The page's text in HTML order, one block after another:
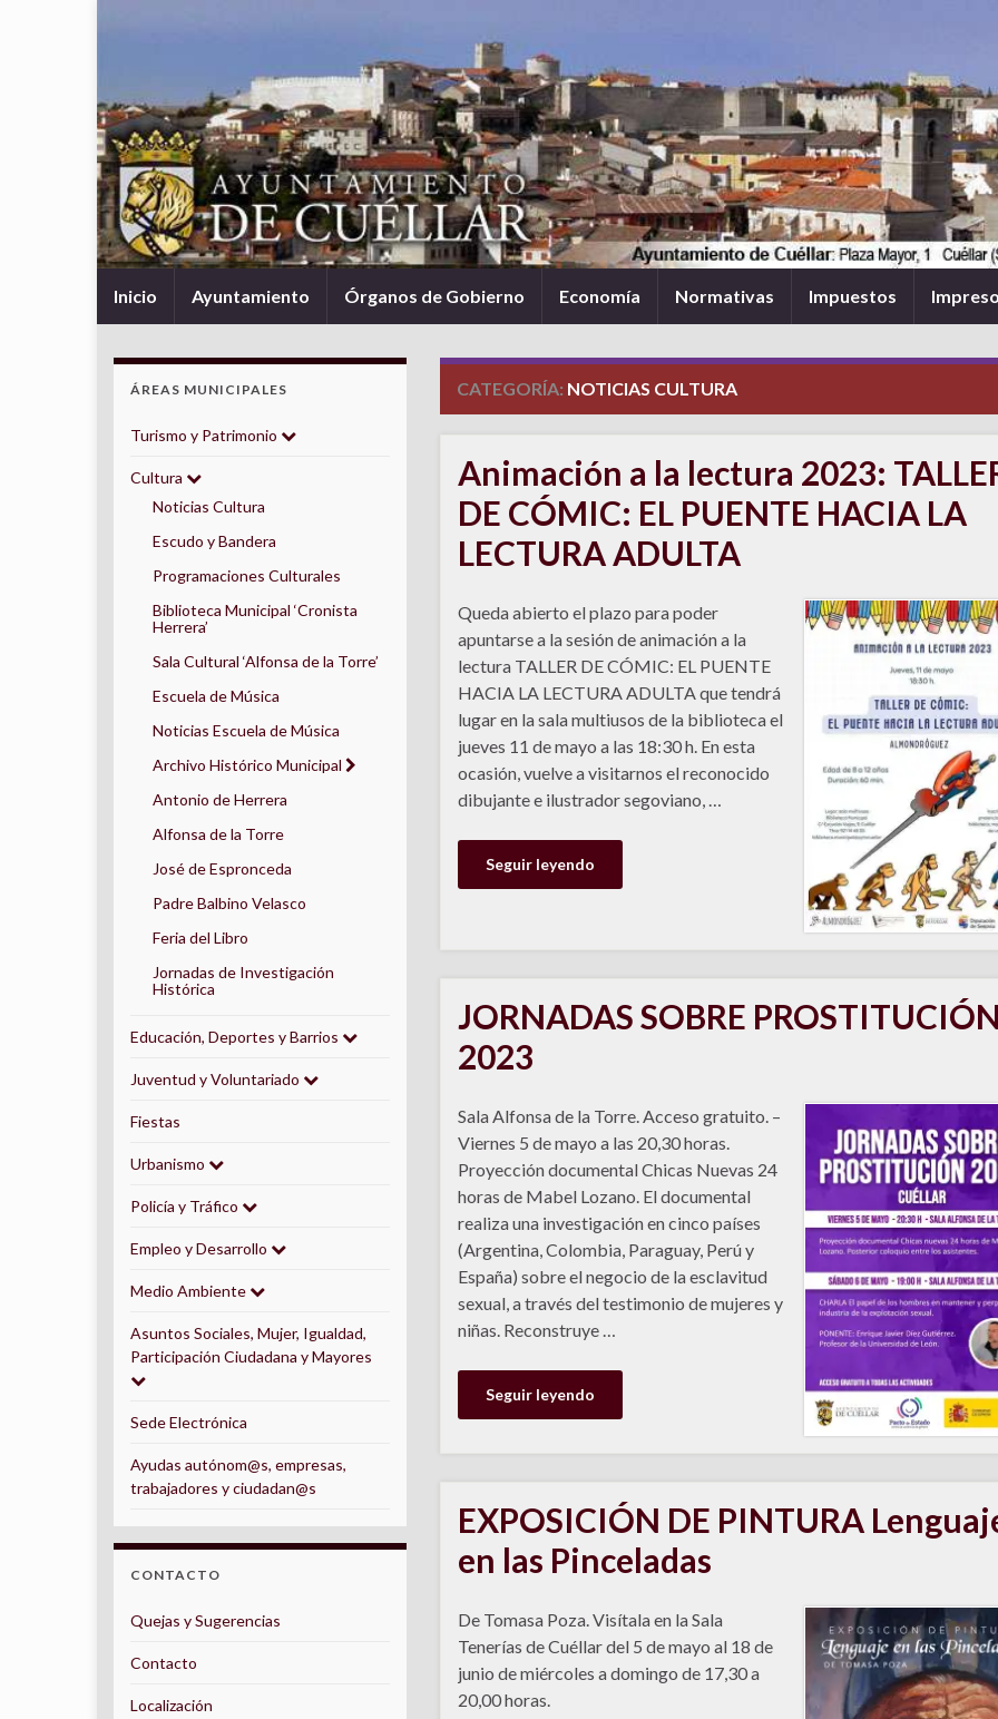
Inicio Ayuntamiento Órganos de Gobierno Economía Normativas Impuestos
CATEGORÍA: NOTICIAS CULTURA
Animación a la lectura 2023:
DE CÓMIC: EL PUENTE HACIA LA
LECTURA ADULTA
Queda abierto el plazo para poder
apuntarse a la sesión de animación a la
lectura TALLER DE CÓMIC: EL PUENTE
HACIA LA LECTURA ADULTA que tendrá
lugar en la sala multiusos de la biblioteca el
jueves 11 de mayo a las 18:30 h. En esta
ocasión, vuelve a visitarnos el reconocido
dibujante e ilustrador segoviano, …
Seguir leyendo
JORNADAS SOBRE
2023
Sala Alfonsa de la Torre. Acceso gratuito. –
Viernes 5 de mayo a las 20,30 horas.
Proyección documental Chicas Nuevas 24
horas de Mabel Lozano. El documental
realiza una investigación en cinco países
(Argentina, Colombia, Paraguay, Perú y
España) sobre el negocio de la esclavitud
sexual, a través del testimonio de mujeres y
niñas. Reconstruye …
Seguir leyendo
EXPOSICIÓN DE PINTURA
en las Pinceladas
De Tomasa Poza. Visítala en la Sala
Tenerías de Cuéllar del 5 de mayo al 18 de
junio de miércoles a domingo de 17,30 a
20,00 horas.
ÁREAS MUNICIPALES
Turismo y Patrimonio
Cultura
Noticias Cultura
Escudo y Bandera
Programaciones Culturales
Biblioteca Municipal ‘Cronista
Herrera’
Sala Cultural ‘Alfonsa de la Torre’
Escuela de Música
Noticias Escuela de Música
Archivo Histórico Municipal
Antonio de Herrera
Alfonsa de la Torre
José de Espronceda
Padre Balbino Velasco
Feria del Libro
Jornadas de Investigación
Histórica
Educación, Deportes y Barrios
Juventud y Voluntariado
Fiestas
Urbanismo
Policía y Tráfico
Empleo y Desarrollo
Medio Ambiente
Asuntos Sociales, Mujer, Igualdad,
Participación Ciudadana y Mayores
Sede Electrónica
Ayudas autónom@s, empresas,
trabajadores y ciudadan@s
CONTACTO
Quejas y Sugerencias
Contacto
Localización